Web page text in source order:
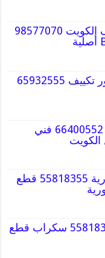
شركة سماعات سقف الكويت 98577070
قص خرسانه وفتح كور تكييف 65932555
تظليل سيارة الكويت 66400552 فني
قطع غيار سيارات كورية 55818355 قطع
قطع غيار كاديلاك 55818355 سكراب قطع